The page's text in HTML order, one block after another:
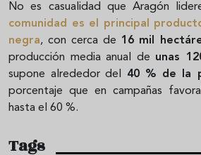
No es casualidad que Aragón
comunidad es el principal
negra, con cerca de 16 mil
producción media anual de unas
supone alrededor del 40 % de la
porcentaje que en campañas
hasta el 60 %.
Tags